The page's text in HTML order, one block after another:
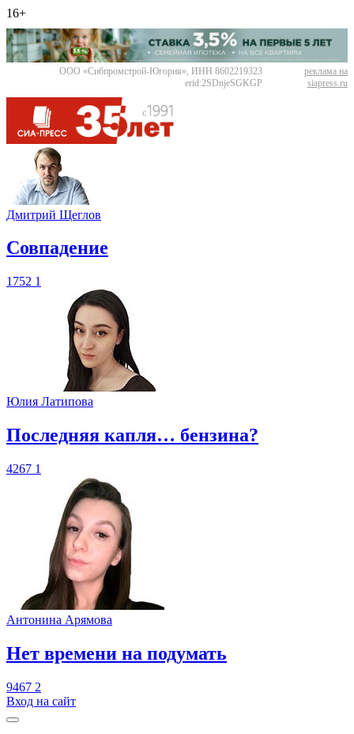
16+
ООО «Сибпромстрой-Югория», ИНН 8602219323
erid:2SDnjeSGKGP
реклама на
siapress.ru
Дмитрий Щеглов
​Совпадение
1752 1
Юлия Латипова
​Последняя капля… бензина?
4267 1
Антонина Арямова
​Нет времени на подумать
9467 2
Вход на сайт